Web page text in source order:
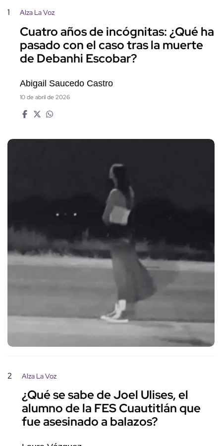
1 Alza La Voz
Cuatro años de incógnitas: ¿Qué ha
pasado con el caso tras la muerte
de Debanhi Escobar?
Abigail Saucedo Castro
10 de abril de 2026
2 Alza La Voz
¿Qué se sabe de Joel Ulises, el
alumno de la FES Cuautitlán que
fue asesinado a balazos?